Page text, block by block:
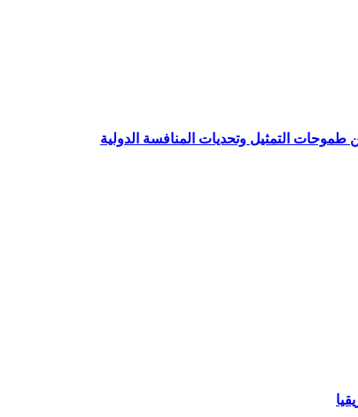
طموحات التمثيل وتحديات المنافسة الدولية